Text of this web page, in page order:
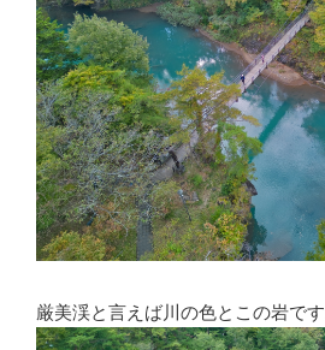
厳美渓と言えば川の色とこの岩です